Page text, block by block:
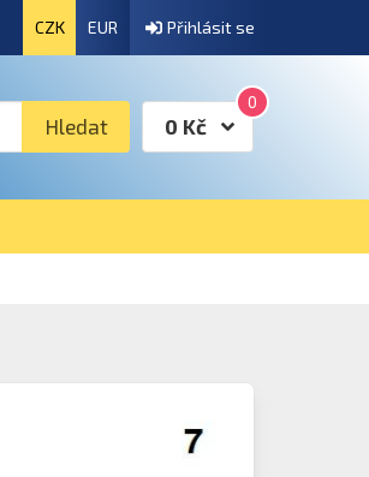
CZK EUR Přihlásit se
Hledat
0
0 Kč